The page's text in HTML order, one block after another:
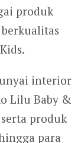
produk
interior
Lilu Baby &
produk
para